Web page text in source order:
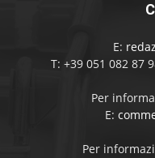
E:
T: +39 051 082 87
Per
E:
Per